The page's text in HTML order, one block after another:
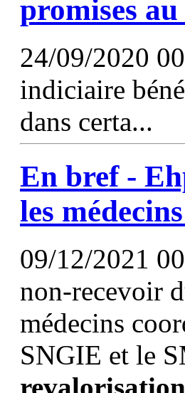
promises
24/09/2020
indiciaire
dans certa...
En bref -
les
09/12/2021
non-recevoir
médecins
SNGIE et le
revalorisation